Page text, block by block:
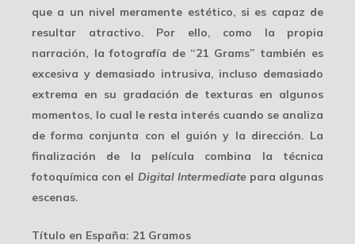
que a un nivel meramente estético, si es capaz de
resultar atractivo. Por ello, como la propia
narración, la fotografía de “21 Grams” también es
excesiva y demasiado intrusiva, incluso demasiado
extrema en su gradación de texturas en algunos
momentos, lo cual le resta interés cuando se analiza
de forma conjunta con el guión y la dirección. La
finalización de la película combina la técnica
fotoquímica con el Digital Intermediatepara algunas
escenas.
Título en España: 21 Gramos